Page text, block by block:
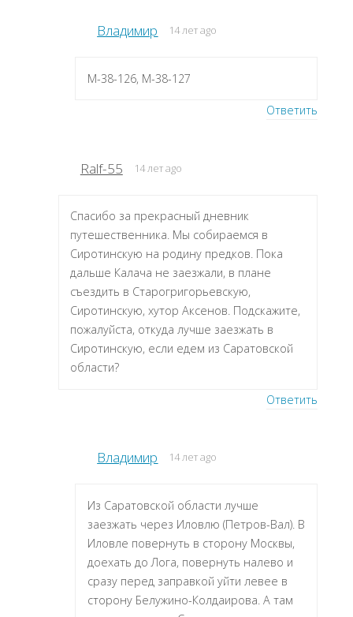
Владимир 14 лет ago
M-38-126, M-38-127
Ответить
Ralf-55 14 лет ago
Спасибо за прекрасный дневник
путешественника. Мы собираемся в
Сиротинскую на родину предков. Пока
дальше Калача не заезжали, в плане
съездить в Старогригорьевскую,
Сиротинскую, хутор Аксенов. Подскажите,
пожалуйста, откуда лучше заезжать в
Сиротинскую, если едем из Саратовской
области?
Ответить
Владимир 14 лет ago
Из Саратовской области лучше
заезжать через Иловлю (Петров-Вал). В
Иловле повернуть в сторону Москвы,
доехать до Лога, повернуть налево и
сразу перед заправкой уйти левее в
сторону Белужино-Колдаирова. А там